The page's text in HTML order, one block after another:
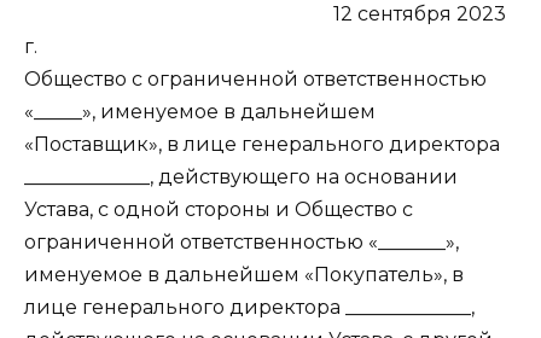
12 сентября 2023
г.
Общество с ограниченной ответственностью
«_____», именуемое в дальнейшем
«Поставщик», в лице генерального директора
_____________, действующего на основании
Устава, с одной стороны и Общество с
ограниченной ответственностью «_______»,
именуемое в дальнейшем «Покупатель», в
лице генерального директора _____________,